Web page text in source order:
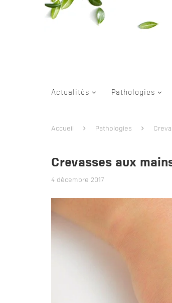
Actualités Pathologies
Accueil Pathologies
Crevasses aux
4 décembre 2017